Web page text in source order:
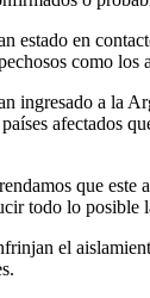
estado en
como los
ingresado a la
afectados
que este
todo lo posible
el